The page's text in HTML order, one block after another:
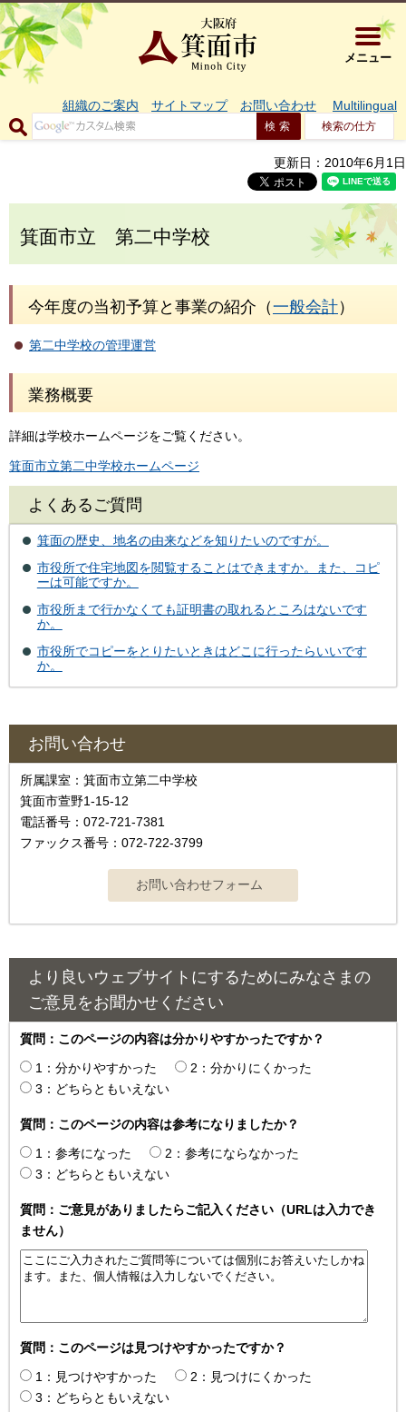
大阪府箕
メニュー
組織のご案内 サイトマップ お問い合わせ Multilingual
検索の仕方
更新日：2010年6月1日
箕面市立 第二中学校
今年度の当初予算と事業の紹介（一般会計）
第二中学校の管理運営
業務概要
詳細は学校ホームページをご覧ください。
箕面市立第二中学校ホームページ
よくあるご質問
箕面の歴史、地名の由来などを知りたいのですが。
市役所で住宅地図を閲覧することはできますか。また、コピ
ーは可能ですか。
市役所まで行かなくても証明書の取れるところはないです
か。
市役所でコピーをとりたいときはどこに行ったらいいです
か。
お問い合わせ
所属課室：箕面市立第二中学校
箕面市萱野1-15-12
電話番号：072-721-7381
ファックス番号：072-722-3799
より良いウェブサイトにするためにみなさまの
ご意見をお聞かせください
質問：このページの内容は分かりやすかったですか？
1：分かりやすかった
2：分かりにくかった
3：どちらともいえない
質問：このページの内容は参考になりましたか？
1：参考になった
2：参考にならなかった
3：どちらともいえない
質問：ご意見がありましたらご記入ください（URLは入力でき
ません）
質問：このページは見つけやすかったですか？
1：見つけやすかった
2：見つけにくかった
3：どちらともいえない